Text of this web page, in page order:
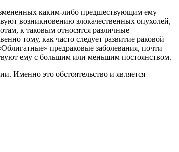
каким-либо предшествующим ему
возникновению злокачественных опухолей,
к таковым относятся различные
тому, как часто следует развитие раковой
предраковые заболевания, почти
ему с большим или меньшим постоянством.
Именно это обстоятельство и является